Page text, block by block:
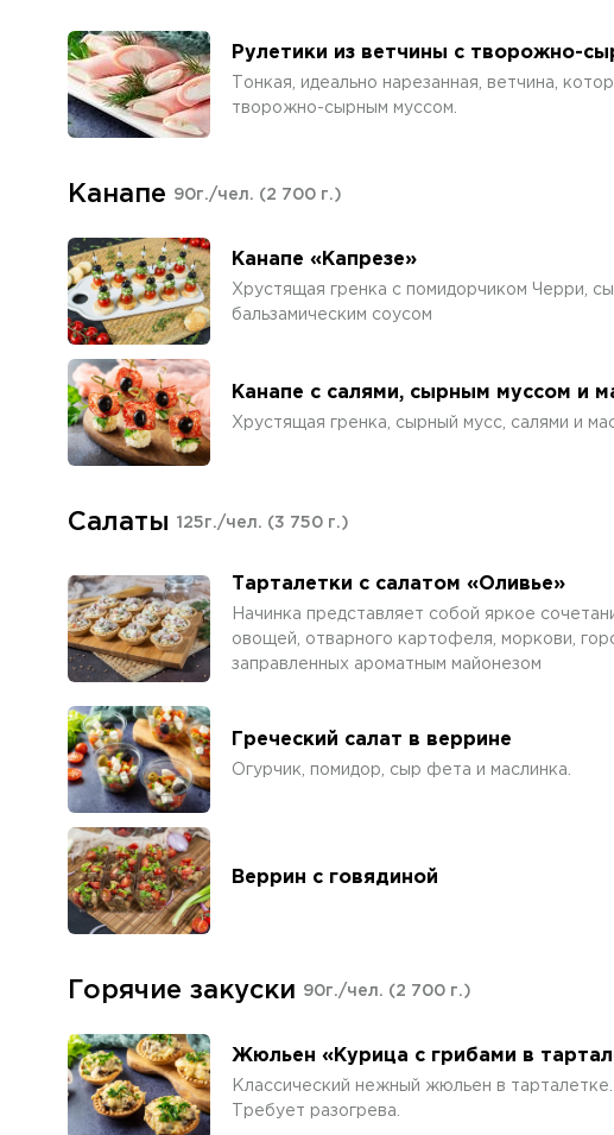
Рулетики из ветчины с творожно-
Тонкая, идеально нарезанная, ветчина,
творожно-сырным муссом.
Канапе 90г./чел. (2 700 г.)
Канапе «Капрезе»
Хрустящая гренка с помидорчиком Черри,
бальзамическим соусом
Канапе с салями, сырным муссом и
Хрустящая гренка, сырный мусс, салями и
Салаты 125г./чел. (3 750 г.)
Тарталетки с салатом «Оливье»
Начинка представляет собой яркое
овощей, отварного картофеля, моркови,
заправленных ароматным майонезом
Греческий салат в веррине
Огурчик, помидор, сыр фета и маслинка.
Веррин с говядиной
Горячие закуски 90г./чел. (2 700 г.)
Жюльен «Курица с грибами в
Классический нежный жюльен в тарталетке.
Требует разогрева.